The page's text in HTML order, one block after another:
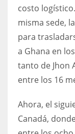
26
costo
misma sede,
para
a Ghana en
tanto de Jhon
entre los 16
Ahora, el
Canadá,